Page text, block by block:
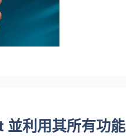
利用其所有功能